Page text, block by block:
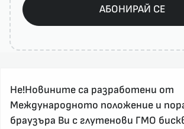
АБОНИРАЙ СЕ
Не!Новините са разработени от
Международното положение и
браузъра Ви с глутенови ГМО